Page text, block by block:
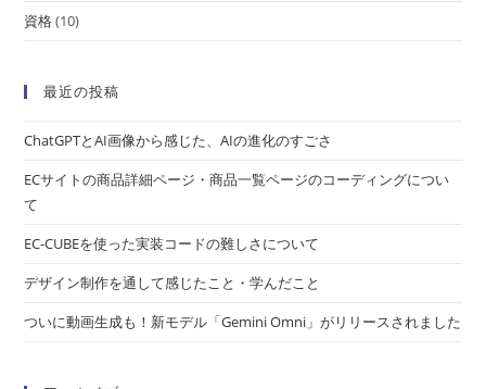
資格(10)
最近の投稿
ChatGPTとAI画像から感じた、AIの進化のすごさ
ECサイトの商品詳細ページ・商品一覧ページのコーディングについ
て
EC-CUBEを使った実装コードの難しさについて
デザイン制作を通して感じたこと・学んだこと
ついに動画生成も！新モデル「Gemini Omni」がリリースされました